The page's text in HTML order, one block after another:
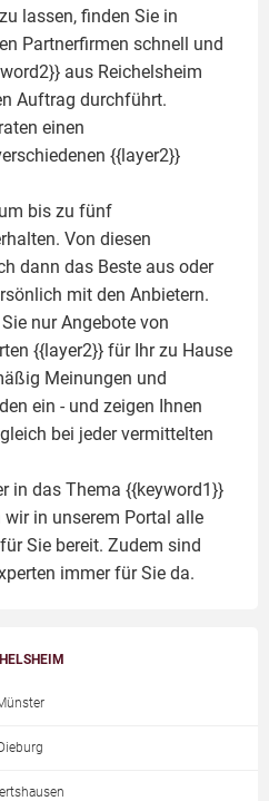
lassen, finden Sie in
Partnerfirmen schnell und
aus Reichelsheim
Auftrag durchführt.
einen
{{layer2}}
bis zu fünf
Von diesen
dann das Beste aus oder
mit den Anbietern.
nur Angebote von
{{layer2}} für Ihr zu Hause
Meinungen und
ein - und zeigen Ihnen
bei jeder vermittelten
in das Thema {{keyword1}}
in unserem Portal alle
Sie bereit. Zudem sind
immer für Sie da.